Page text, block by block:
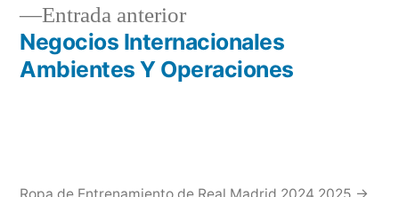
entradas
Entrada anteriorEntrada
anterior:
Negocios Internacionales
Ambientes Y Operaciones